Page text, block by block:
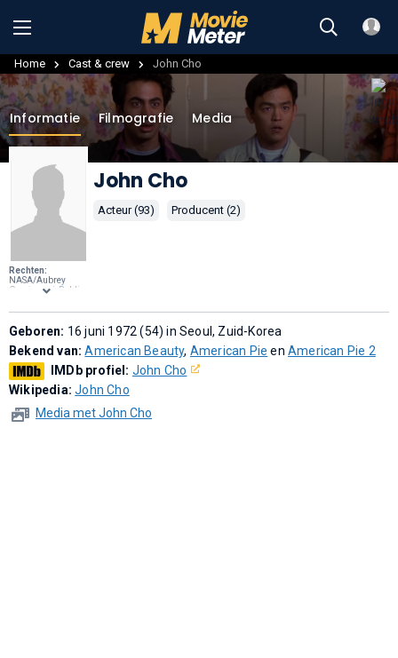
Home Cast & crew John Cho
Rechten:
NASA/Aubrey
Gemignani, Public
Wikimedia
Informatie Filmografie Media
John Cho
Acteur (93) Producent (2)
Geboren: 16 juni 1972 (54) in Seoul, Zuid-Korea
Bekend van:American Beauty, American Pie enAmerican Pie 2
IMDb profiel: John Cho
Wikipedia:John Cho
Media met John Cho